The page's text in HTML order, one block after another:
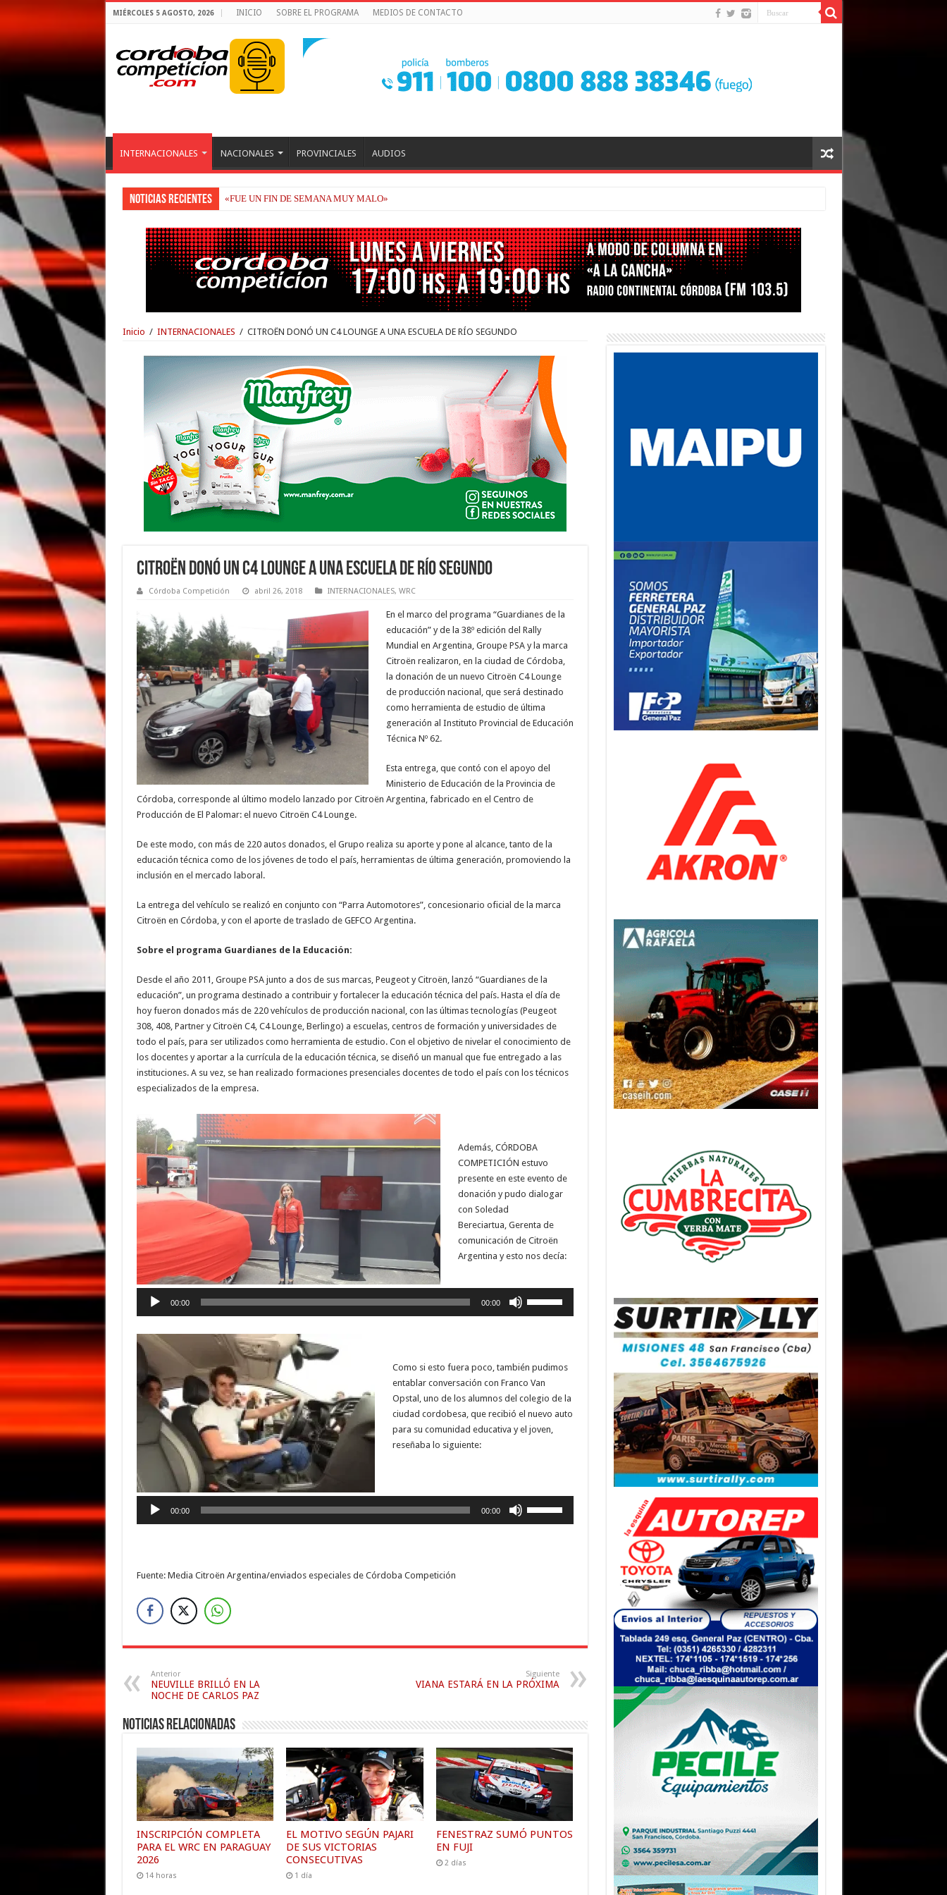
MIÉRCOLES 5 AGOSTO, 2026 INICIO SOBRE EL PROGRAMA MEDIOS DE CONTACTO
INTERNACIONALES NACIONALES PROVINCIALES AUDIOS
Noticias recientes «FUE UN FIN DE SEMANA MUY MALO»
Inicio / INTERNACIONALES / CITROËN DONÓ UN C4 LOUNGE A UNA ESCUELA DE RÍO SEGUNDO
CITROËN DONÓ UN C4 LOUNGE A UNA ESCUELA DE RÍO SEGUNDO
Córdoba Competición abril 26, 2018 INTERNACIONALES, WRC
En el marco del programa “Guardianes de la
educación” y de la 38º edición del Rally
Mundial en Argentina, Groupe PSA y la marca
Citroën realizaron, en la ciudad de Córdoba,
la donación de un nuevo Citroën C4 Lounge
de producción nacional, que será destinado
como herramienta de estudio de última
generación al Instituto Provincial de Educación
Técnica Nº 62.
Esta entrega, que contó con el apoyo del
Ministerio de Educación de la Provincia de
Córdoba, corresponde al último modelo lanzado por Citroën Argentina, fabricado en el Centro de
Producción de El Palomar: el nuevo Citroën C4 Lounge.
De este modo, con más de 220 autos donados, el Grupo realiza su aporte y pone al alcance, tanto de la
educación técnica como de los jóvenes de todo el país, herramientas de última generación, promoviendo la
inclusión en el mercado laboral.
La entrega del vehículo se realizó en conjunto con “Parra Automotores”, concesionario oficial de la marca
Citroën en Córdoba, y con el aporte de traslado de GEFCO Argentina.
Sobre el programa Guardianes de la Educación:
Desde el año 2011, Groupe PSA junto a dos de sus marcas, Peugeot y Citroën, lanzó “Guardianes de la
educación”, un programa destinado a contribuir y fortalecer la educación técnica del país. Hasta el día de
hoy fueron donados más de 220 vehículos de producción nacional, con las últimas tecnologías (Peugeot
308, 408, Partner y Citroën C4, C4 Lounge, Berlingo) a escuelas, centros de formación y universidades de
todo el país, para ser utilizados como herramienta de estudio. Con el objetivo de nivelar el conocimiento de
los docentes y aportar a la currícula de la educación técnica, se diseñó un manual que fue entregado a las
instituciones. A su vez, se han realizado formaciones presenciales docentes de todo el país con los técnicos
especializados de la empresa.
Además, CÓRDOBA
COMPETICIÓN estuvo
presente en este evento de
donación y pudo dialogar
con Soledad
Bereciartua, Gerenta de
comunicación de Citroën
Argentina y esto nos decía:
de
audio
00:00 00:00
arriba/abajo
para
aumentar
o
disminuir
Como si esto fuera poco, también pudimos
entablar conversación con Franco Van
Opstal, uno de los alumnos del colegio de la
ciudad cordobesa, que recibió el nuevo auto
para su comunidad educativa y el joven,
reseñaba lo siguiente:
audio
00:00 00:00
volumen.
Fuente: Media Citroën Argentina/enviados especiales de Córdoba Competición
Anterior
NEUVILLE BRILLÓ EN LA
NOCHE DE CARLOS PAZ
Siguiente
VIANA ESTARÁ EN LA PRÓXIMA
Noticias relacionadas
INSCRIPCIÓN COMPLETA
PARA EL WRC EN PARAGUAY
2026
14 horas
EL MOTIVO SEGÚN PAJARI
DE SUS VICTORIAS
CONSECUTIVAS
1 día
FENESTRAZ SUMÓ PUNTOS
EN FUJI
2 días